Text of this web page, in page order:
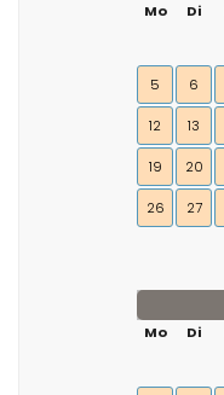
Mo
Di
5 6
12 13
19 20
26 27
Mo
Di